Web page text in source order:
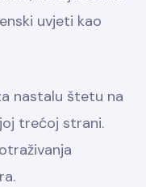
uvjeti kao
nastalu štetu na
trećoj strani.